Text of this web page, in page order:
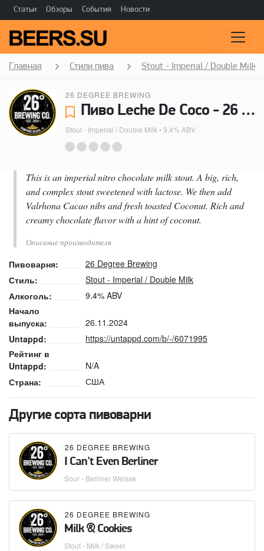
Статьи Обзоры События Новости
Главная Стили пива Stout - Imperial / Double Milk
26 DEGREE BREWING
Пиво Leche De Coco - 26 Degree Brewing
Stout - Imperial / Double Milk • 9.4% ABV
This is an imperial nitro chocolate milk stout. A big, rich,
and complex stout sweetened with lactose. We then add
Valrhona Cacao nibs and fresh toasted Coconut. Rich and
creamy chocolate flavor with a hint of coconut.
Описание производителя
Пивоварня:
26 Degree Brewing
Стиль:
Stout - Imperial / Double Milk
Алкоголь:
9.4% ABV
Начало
выпуска:
26.11.2024
Untappd:
https://untappd.com/b/-/6071995
Рейтинг в
Untappd:
N/A
Страна:
США
Другие сорта пивоварни
26 DEGREE BREWING
I Can't Even Berliner
Sour - Berliner Weisse
26 DEGREE BREWING
Milk & Cookies
Stout - Milk / Sweet